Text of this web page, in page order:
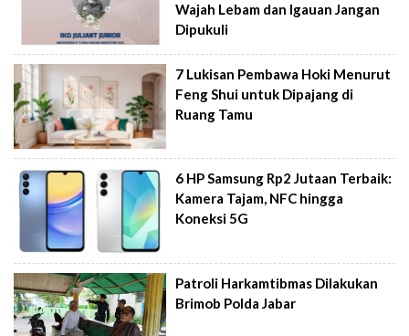
Wajah Lebam dan Igauan Jangan
Dipukuli
7 Lukisan Pembawa Hoki Menurut
Feng Shui untuk Dipajang di
Ruang Tamu
6 HP Samsung Rp2 Jutaan Terbaik:
Kamera Tajam, NFC hingga
Koneksi 5G
Patroli Harkamtibmas Dilakukan
Brimob Polda Jabar